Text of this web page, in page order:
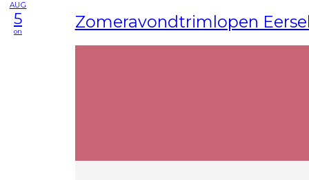
AUG
5
on Zomeravondtrimlopen